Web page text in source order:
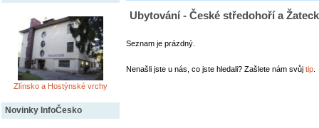
Zlínsko a Hostýnské vrchy
Novinky InfoČesko
Ubytování - České středohoří a
Seznam je prázdný.
Nenašli jste u nás, co jste hledali? Zašlete nám svůj tip